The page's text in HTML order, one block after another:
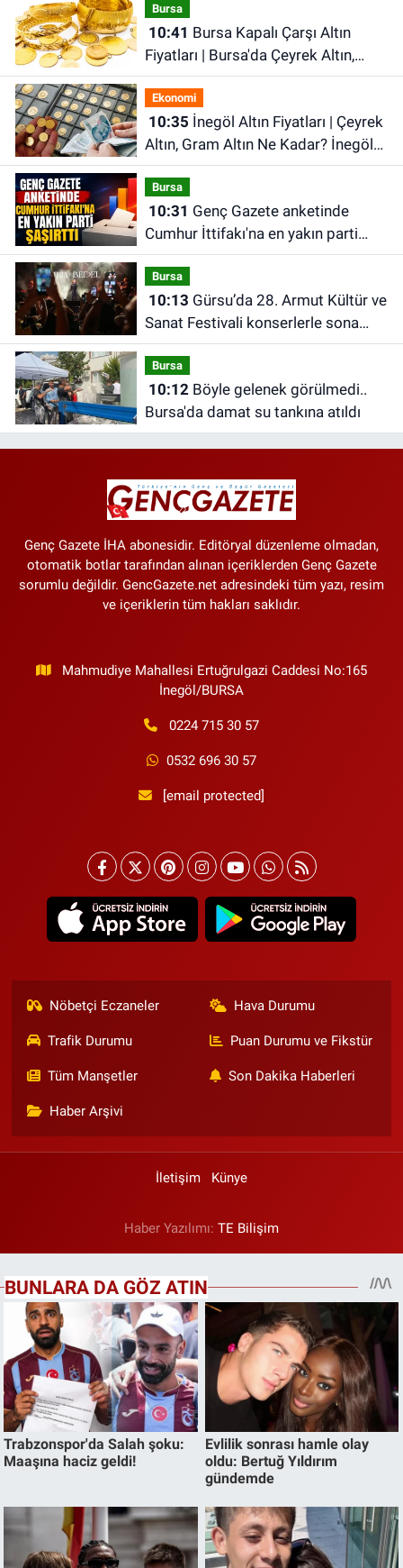
Bursa
10:41
Fiyatları | Bursa'da Çeyrek Altın,
Gram Altın, Tam Altın Ne Kadar? En
Güncel Altın Fiyatları
Ekonomi
10:35
Altın, Gram Altın Ne Kadar? İnegöl
Kapalı Çarşı'da Altın Ne Kadar?
Bursa
10:31
Cumhur İttifakı'na en yakın parti
şaşırttı
Bursa
10:13
Sanat Festivali konserlerle sona
erdi
Bursa
10:12Böyle gelenek görülmedi..
Bursa'da damat su tankına atıldı
Genç Gazete İHA abonesidir. Editöryal düzenleme olmadan,
otomatik botlar tarafından alınan içeriklerden Genç Gazete
sorumlu değildir. GencGazete.net adresindeki tüm yazı, resim
ve içeriklerin tüm hakları saklıdır.
Mahmudiye Mahallesi Ertuğrulgazi Caddesi No:165
İnegöl/BURSA
0224 715 30 57
0532 696 30 57
[email protected]
Nöbetçi Eczaneler Hava Durumu
Trafik Durumu Puan Durumu ve Fikstür
Tüm Manşetler Son Dakika Haberleri
Haber Arşivi
İletişim Künye
Haber Yazılımı: TE Bilişim